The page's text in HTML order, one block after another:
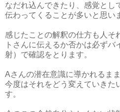
なだれ込んできたり、感覚とし
伝わってくることが多いと思い
感じたことの解釈の仕方も人そ
トさんに伝えるか否かは必ずバ
射）で確認をとります。
Aさんの潜在意識に導かれるま
今度はそれをどう変えていきた
す。